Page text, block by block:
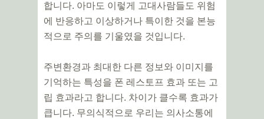
합니다. 아마도 이렇게 고대사람들도 위험
에 반응하고 이상하거나 특이한 것을 본능
적으로 주의를 기울였을 것입니다.
주변환경과 최대한 다른 정보와 이미지를
기억하는 특성을 폰 레스토프 효과 또는 고
립 효과라고 합니다. 차이가 클수록 효과가
큽니다. 무의식적으로 우리는 의사소통에